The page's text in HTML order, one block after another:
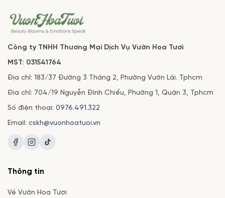
Công ty TNHH Thương Mại Dịch Vụ Vườn Hoa Tươi
MST: 031541764
Địa chỉ: 183/37 Đường 3 Tháng 2, Phường Vườn Lài. Tphcm
Địa chỉ: 704/19 Nguyễn Đình Chiểu, Phường 1, Quận 3, Tphcm
Số điện thoại: 0976.491.322
Email: cskh@vuonhoatuoi.vn
Thông tin
Về Vườn Hoa Tươi